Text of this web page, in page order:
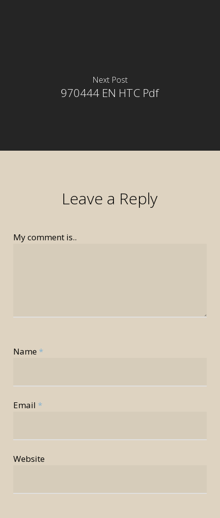
Next Post
970444 EN HTC Pdf
Leave a Reply
My comment is..
Name *
Email *
Website